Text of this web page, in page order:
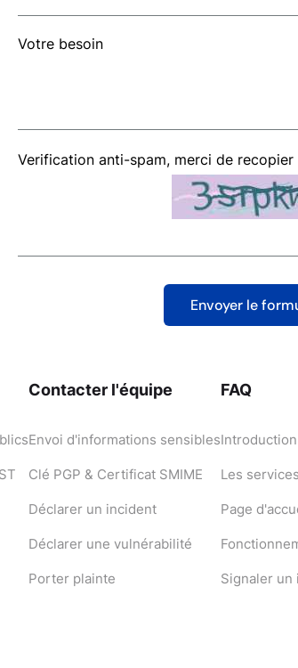
Votre besoin
Verification anti-spam, merci de recopier
Contacter l'équipe
Envoi d'informations sensibles
Clé PGP & Certificat SMIME
Déclarer un incident
Déclarer une vulnérabilité
Porter plainte
FAQ
Les
Page
Signaler